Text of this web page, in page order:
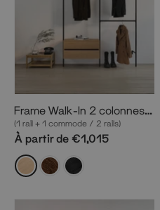
Frame Walk-In 2 colonnes penderie avec commode
(1 rail + 1 commode / 2 rails)
À partir de €1,015